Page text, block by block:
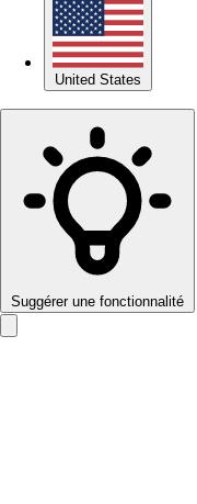
United States
Suggérer une fonctionnalité